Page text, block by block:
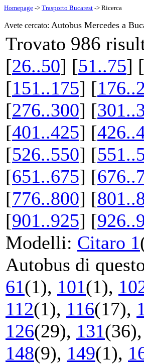
Homepage -> Trasporto Bucarest -> Ricerca
Avete cercato: Autobus Mercedes a
Trovato 986
[26..50] [51..75] [
[151..175] [
[276..300] [
[401..425] [
[526..550] [
[651..675] [
[776..800] [
[901..925] [
Modelli: Citaro 1
Autobus di
61(1), 101(1),
112(1), 116(17),
126(29), 131(36),
148(9), 149(1),